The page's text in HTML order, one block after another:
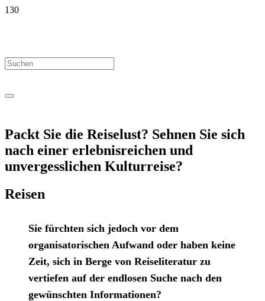
Packt Sie die Reiselust? Sehnen Sie sich
nach einer erlebnisreichen und
unvergesslichen Kulturreise?
Reisen
Sie fürchten sich jedoch vor dem
organisatorischen Aufwand oder haben keine
Zeit, sich in Berge von Reiseliteratur zu
vertiefen auf der endlosen Suche nach den
gewünschten Informationen?